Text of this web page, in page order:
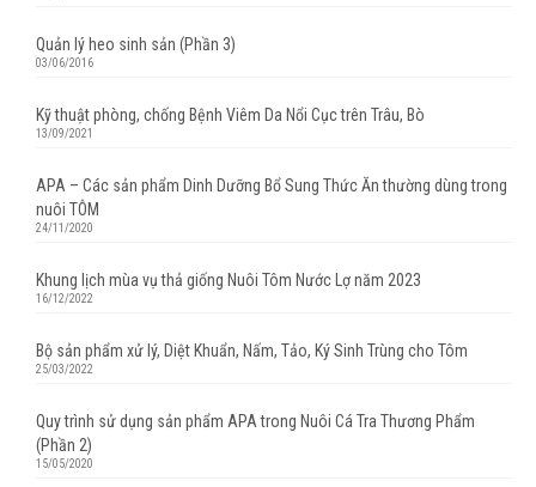
Quản lý heo sinh sản (Phần 3)
03/06/2016
Kỹ thuật phòng, chống Bệnh Viêm Da Nổi Cục trên Trâu, Bò
13/09/2021
APA – Các sản phẩm Dinh Dưỡng Bổ Sung Thức Ăn thường dùng trong
nuôi TÔM
24/11/2020
Khung lịch mùa vụ thả giống Nuôi Tôm Nước Lợ năm 2023
16/12/2022
Bộ sản phẩm xử lý, Diệt Khuẩn, Nấm, Tảo, Ký Sinh Trùng cho Tôm
25/03/2022
Quy trình sử dụng sản phẩm APA trong Nuôi Cá Tra Thương Phẩm
(Phần 2)
15/05/2020